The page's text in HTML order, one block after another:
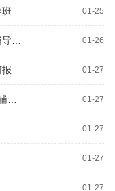
01-25
01-26
01-27
01-27
01-27
01-27
01-27